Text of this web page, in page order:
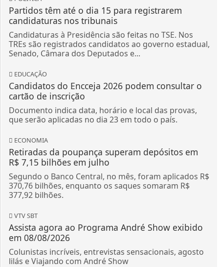
Partidos têm até o dia 15 para registrarem
candidaturas nos tribunais
Candidaturas à Presidência são feitas no TSE. Nos
TREs são registrados candidatos ao governo estadual,
Senado, Câmara dos Deputados e...
EDUCAÇÃO
Candidatos do Encceja 2026 podem consultar o
cartão de inscrição
Documento indica data, horário e local das provas,
que serão aplicadas no dia 23 em todo o país.
ECONOMIA
Retiradas da poupança superam depósitos em
R$ 7,15 bilhões em julho
Segundo o Banco Central, no mês, foram aplicados R$
370,76 bilhões, enquanto os saques somaram R$
377,92 bilhões.
VTV SBT
Assista agora ao Programa André Show exibido
em 08/08/2026
Colunistas incríveis, entrevistas sensacionais, agosto
lilás e Viajando com André Show